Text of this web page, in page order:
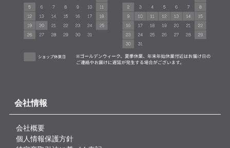
会社情報
会社概要
個人情報保護方針